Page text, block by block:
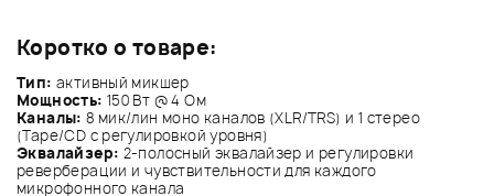
Коротко о товаре:
Тип: активный микшер
Мощность: 150 Вт @ 4 Ом
Каналы: 8 мик/лин моно каналов (XLR/TRS) и 1 стерео
(Tape/CD с регулировкой уровня)
Эквалайзер: 2-полосный эквалайзер и регулировки
реверберации и чувствительности для каждого
микрофонного канала